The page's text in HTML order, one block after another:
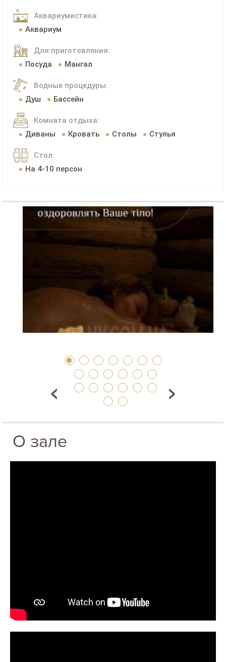
Аквариумистика:
Аквариум
Для приготовления:
Посуда
Мангал
Водные процедуры:
Душ
Бассейн
Комната отдыха:
Диваны
Кровать Столы Стулья
Стол:
На 4-10 персон
О зале